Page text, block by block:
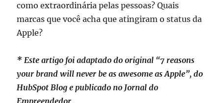
como extraordinária pelas pessoas? Quais
marcas que você acha que atingiram o status da
Apple?
* Este artigo foi adaptado do original “7 reasons
your brand will never be as awesome as Apple”, do
HubSpot Blog e publicado no Jornal do